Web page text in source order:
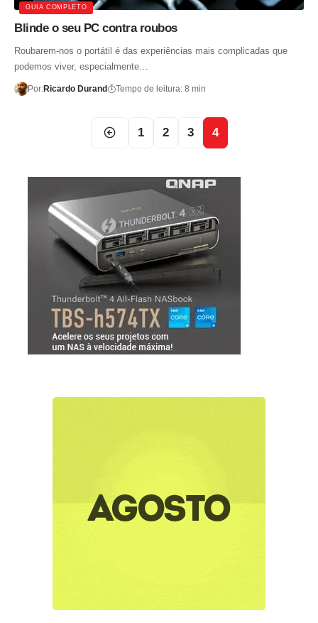
GUIA COMPLETO
Blinde o seu PC contra roubos
Roubarem-nos o portátil é das experiências mais complicadas que
podemos viver, especialmente…
Por:Ricardo Durand Tempo de leitura: 8 min
1 2 3 4